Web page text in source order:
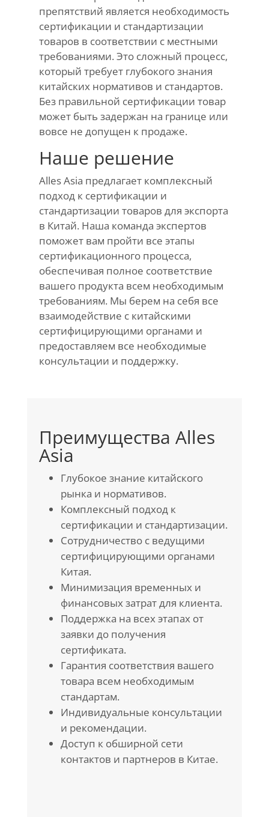
препятствий является необходимость
сертификации и стандартизации
товаров в соответствии с местными
требованиями. Это сложный процесс,
который требует глубокого знания
китайских нормативов и стандартов.
Без правильной сертификации товар
может быть задержан на границе или
вовсе не допущен к продаже.
Наше решение
Alles Asia предлагает комплексный
подход к сертификации и
стандартизации товаров для экспорта
в Китай. Наша команда экспертов
поможет вам пройти все этапы
сертификационного процесса,
обеспечивая полное соответствие
вашего продукта всем необходимым
требованиям. Мы берем на себя все
взаимодействие с китайскими
сертифицирующими органами и
предоставляем все необходимые
консультации и поддержку.
Преимущества Alles
Asia
Глубокое знание китайского
рынка и нормативов.
Комплексный подход к
сертификации и стандартизации.
Сотрудничество с ведущими
сертифицирующими органами
Китая.
Минимизация временных и
финансовых затрат для клиента.
Поддержка на всех этапах от
заявки до получения
сертификата.
Гарантия соответствия вашего
товара всем необходимым
стандартам.
Индивидуальные консультации
и рекомендации.
Доступ к обширной сети
контактов и партнеров в Китае.